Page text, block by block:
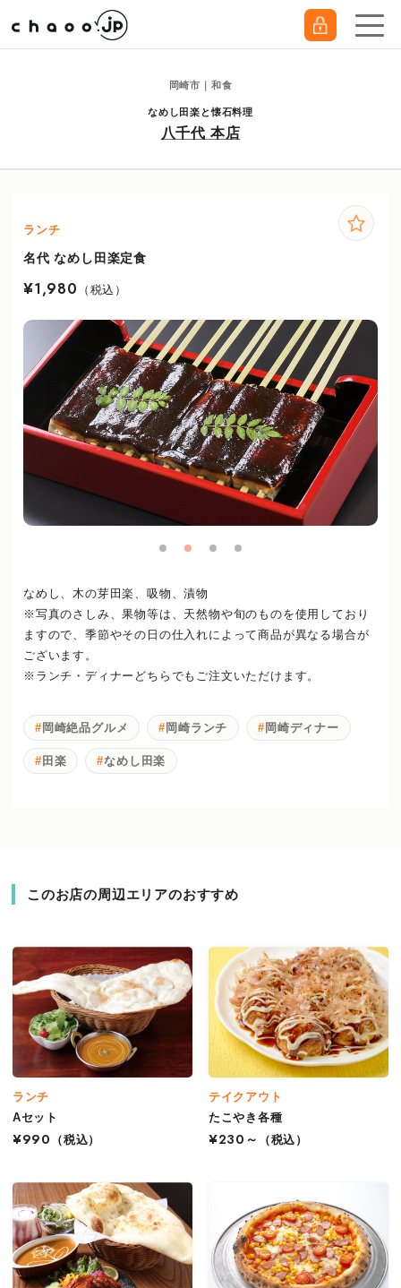
岡崎市｜和食
なめし田楽と懐石料理
八千代 本店
ランチ
名代 なめし田楽定食
¥1,980 （税込）
なめし、木の芽田楽、吸物、漬物
※写真のさしみ、果物等は、天然物や旬のものを使用しており
ますので、季節やその日の仕入れによって商品が異なる場合が
ございます。
※ランチ・ディナーどちらでもご注文いただけます。
岡崎絶品グルメ 岡崎ランチ 岡崎ディナー
田楽 なめし田楽
このお店の周辺エリアのおすすめ
ランチ
Aセット
¥990
（税込）
テイクアウト
たこやき各種
¥230～
（税込）